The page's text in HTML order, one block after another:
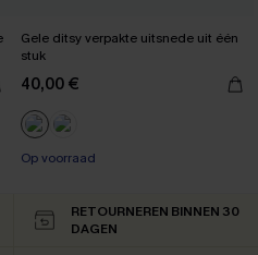
Gele ditsy verpakte uitsnede uit één
stuk
40,00 €
Op voorraad
RETOURNEREN BINNEN 30
DAGEN